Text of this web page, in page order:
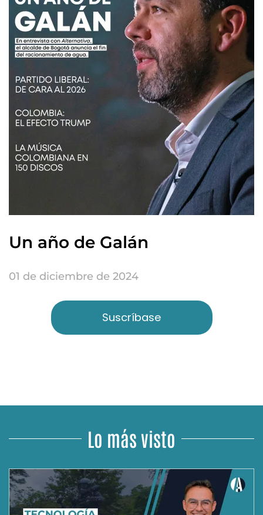
Un año de Galán
01 de diciembre de 2024
Suscríbase
Lo más visto